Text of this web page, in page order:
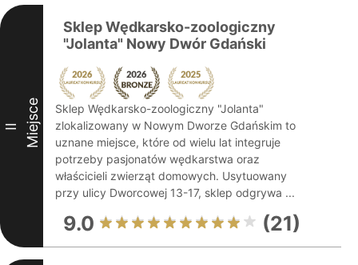
II Miejsce
Sklep Wędkarsko-zoologiczny
"Jolanta" Nowy Dwór Gdański
Sklep Wędkarsko-zoologiczny "Jolanta"
zlokalizowany w Nowym Dworze Gdańskim to
uznane miejsce, które od wielu lat integruje
potrzeby pasjonatów wędkarstwa oraz
właścicieli zwierząt domowych. Usytuowany
przy ulicy Dworcowej 13-17, sklep odgrywa ...
9.0 (21)